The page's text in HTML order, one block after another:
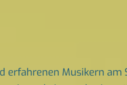
erfahrenen Musikern am